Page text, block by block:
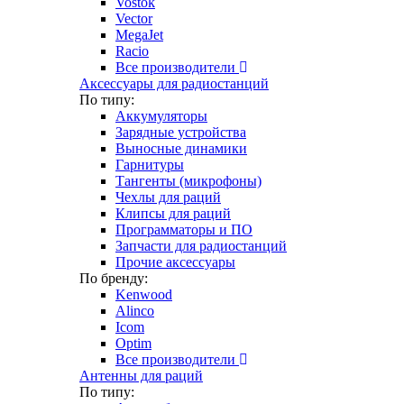
Vector
MegaJet
Racio
Все производители
Аксессуары для радиостанций
По типу:
Аккумуляторы
Зарядные устройства
Выносные динамики
Гарнитуры
Тангенты (микрофоны)
Чехлы для раций
Клипсы для раций
Программаторы и ПО
Запчасти для радиостанций
Прочие аксессуары
По бренду:
Kenwood
Alinco
Icom
Optim
Все производители
Антенны для раций
По типу: